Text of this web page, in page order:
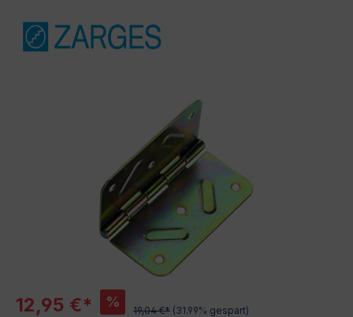
12,95 €* %
19,04 €* (31.99% gespart)